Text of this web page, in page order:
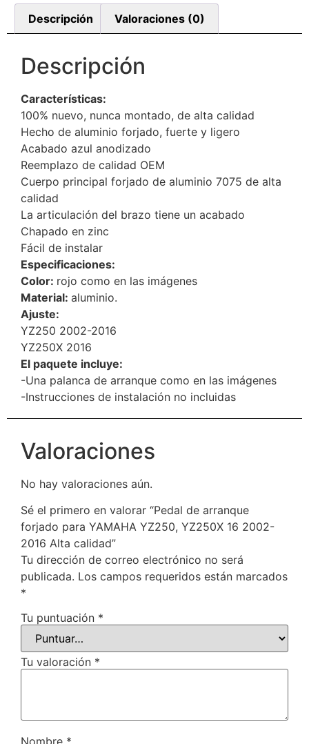
Descripción Valoraciones (0)
Descripción
Características:
100% nuevo, nunca montado, de alta calidad
Hecho de aluminio forjado, fuerte y ligero
Acabado azul anodizado
Reemplazo de calidad OEM
Cuerpo principal forjado de aluminio 7075 de alta
calidad
La articulación del brazo tiene un acabado
Chapado en zinc
Fácil de instalar
Especificaciones:
Color: rojo como en las imágenes
Material: aluminio.
Ajuste:
YZ250 2002-2016
YZ250X 2016
El paquete incluye:
-Una palanca de arranque como en las imágenes
-Instrucciones de instalación no incluidas
Valoraciones
No hay valoraciones aún.
Sé el primero en valorar “Pedal de arranque
forjado para YAMAHA YZ250, YZ250X 16 2002-
2016 Alta calidad”
Tu dirección de correo electrónico no será
publicada. Los campos requeridos están marcados
*
Tu puntuación *
Tu valoración *
Nombre *